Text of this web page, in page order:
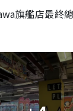
旗艦店最終